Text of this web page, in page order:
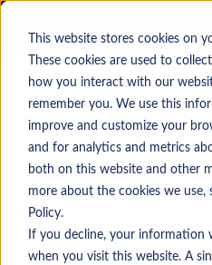
This website stores cookies on
These cookies are used to
how you interact with our
remember you. We use this
improve and customize your
and for analytics and metrics
both on this website and other
more about the cookies we use,
Policy.
If you decline, your information
when you visit this website. A
Rif.:
D365 CE Field
Analyst
USA